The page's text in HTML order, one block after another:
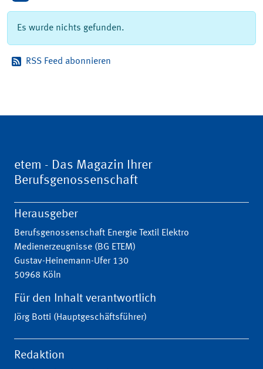
Es wurde nichts gefunden.
RSS Feed abonnieren
etem - Das Magazin Ihrer
Berufsgenossenschaft
Herausgeber
Berufsgenossenschaft Energie Textil Elektro
Medienerzeugnisse (BG ETEM)
Gustav-Heinemann-Ufer 130
50968 Köln
Für den Inhalt verantwortlich
Jörg Botti (Hauptgeschäftsführer)
Redaktion